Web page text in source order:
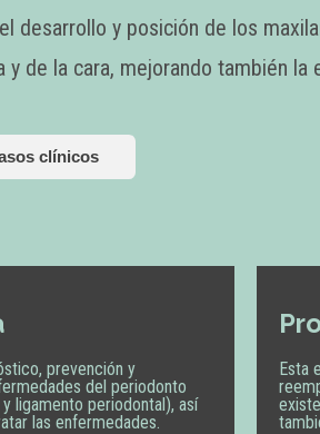
y posición de los
de la cara, mejorando también la
clínicos
prevención y
del periodonto
ligamento periodontal), así
las enfermedades.
Esta